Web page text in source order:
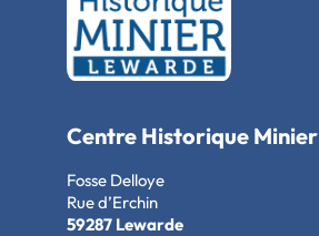
Centre Historique Minier
Fosse Delloye
Rue d’Erchin
59287 Lewarde